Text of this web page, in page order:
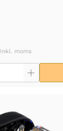
Inkl. moms